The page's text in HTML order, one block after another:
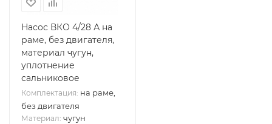
Насос ВКО 4/28 А на
раме, без двигателя,
материал чугун,
уплотнение
сальниковое
Комплектация: на раме,
без двигателя
Материал: чугун